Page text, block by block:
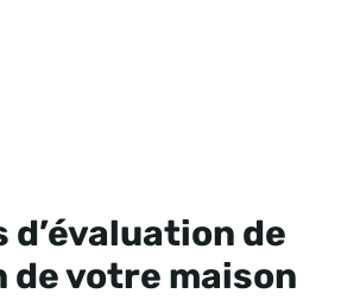
d’évaluation de
de votre maison